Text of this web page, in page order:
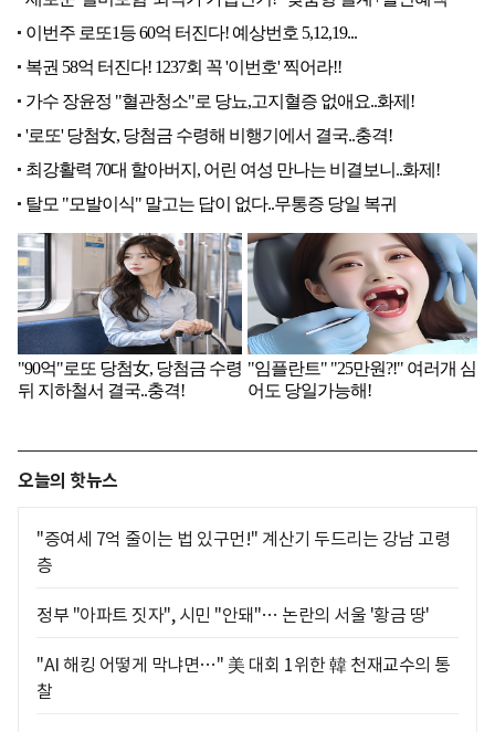
오늘의 핫뉴스
"증여세 7억 줄이는 법 있구먼!" 계산기 두드리는 강남 고령
층
정부 "아파트 짓자", 시민 "안돼"… 논란의 서울 '황금 땅'
"AI 해킹 어떻게 막냐면…" 美 대회 1위한 韓 천재교수의 통
찰